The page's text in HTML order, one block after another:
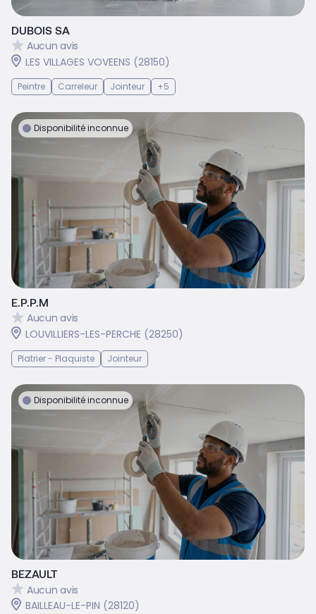
DUBOIS SA
Aucun avis
LES VILLAGES VOVEENS (28150)
Peintre Carreleur Jointeur +5
Disponibilité inconnue
E.P.P.M
Aucun avis
LOUVILLIERS-LES-PERCHE (28250)
Platrier - Plaquiste Jointeur
Disponibilité inconnue
BEZAULT
Aucun avis
BAILLEAU-LE-PIN (28120)